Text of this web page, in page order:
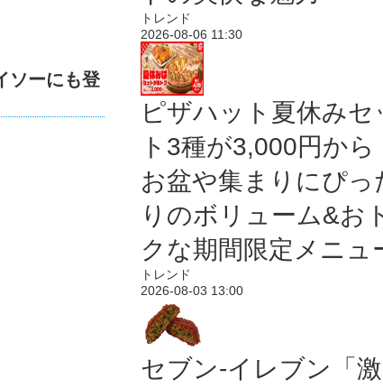
ソーにも登
トレンド
2026-08-06 11:30
ピザハット夏休みセ
ト3種が3,000円から
お盆や集まりにぴっ
りのボリューム&お
クな期間限定メニュ
トレンド
2026-08-03 13:00
セブン-イレブン「激